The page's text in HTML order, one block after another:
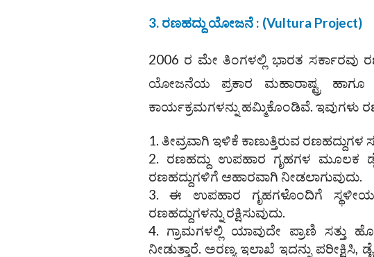
3. ರಣಹದ್ದು ಯೋಜನೆ : (Vultura Project)
2006 ರ ಮೇ ತಿಂಗಳಲ್ಲಿ ಭಾರತ
ಯೋಜನೆಯ ಪ್ರಕಾರ ಮಹಾರಾಷ್ಟ್ರ
ಕಾರ್ಯಕ್ರಮಗಳನ್ನು ಹಮ್ಮಿಕೊಂಡಿವೆ. ಇವುಗಳು
ತೀವ್ರವಾಗಿ ಇಳಿಕೆ ಕಾಣುತ್ತಿರುವ ರಣಹದ್ದುಗಳ
ರಣಹದ್ದು ಉಪಹಾರ ಗೃಹಗಳ ಮೂಲಕ
ರಣಹದ್ದುಗಳಿಗೆ ಆಹಾರವಾಗಿ ನೀಡಲಾಗುವುದು.
ಈ ಉಪಹಾರ ಗೃಹಗಳೊಂದಿಗೆ ಸ್ಥಳೀಯ
ರಣಹದ್ದುಗಳನ್ನು ರಕ್ಷಿಸುವುದು.
ಗ್ರಾಮಗಳಲ್ಲಿ ಯಾವುದೇ ಪ್ರಾಣಿ
ನೀಡುತ್ತಾರೆ. ಅರಣ್ಯ ಇಲಾಖೆ ಇದನ್ನು ಪರೀಕ್ಷಿಸಿ,